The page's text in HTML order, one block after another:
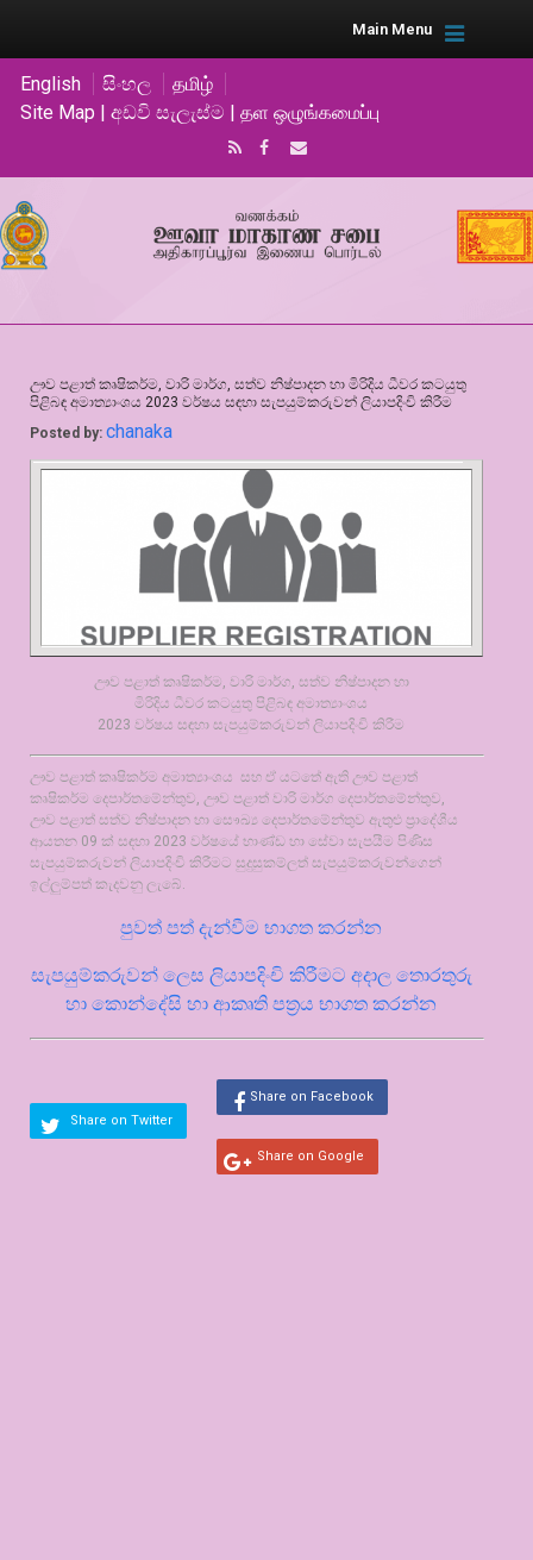
Main Menu
English සිංහල
தமிழ்
Site Map | අඩවි සැලැස්ම | தள ஒழுங்கமைப்பு
ඌව පළාත් කෘෂිකර්ම, වාරි මාර්ග, සත්ව නිෂ්පාදන හා මිරිදිය ධීවර කටයුතු
පිළිබඳ අමාත්‍යාංශය 2023 වර්ෂය සඳහා සැපයුම්කරුවන් ලියාපදිංචි කිරීම
Posted by: chanaka
ඌව පළාත් කෘෂිකර්ම, වාරි මාර්ග, සත්ව නිෂ්පාදන හා
මිරිදිය ධීවර කටයුතු පිළිබඳ අමාත්‍යාංශය
2023 වර්ෂය සඳහා සැපයුම්කරුවන් ලියාපදිංචි කිරීම
ඌව පළාත් කෘෂිකර්ම අමාත්‍යාංශය සහ ඒ යටතේ ඇති ඌව පළාත්
කෘෂිකර්ම දෙපාර්තමේන්තුව, ඌව පළාත් වාරි මාර්ග දෙපාර්තමේන්තුව,
ඌව පළාත් සත්ව නිෂ්පාදන හා සෞඛ්‍ය දෙපාර්තමේන්තුව ඇතුළු ප්‍රාදේශීය
ආයතන 09 ක් සඳහා 2023 වර්ෂයේ භාණ්ඩ හා සේවා සැපයීම පිණිස
සැපයුම්කරුවන් ලියාපදිංචි කිරීමට සුදුසුකම්ලත් සැපයුම්කරුවන්ගෙන්
ඉල්ලුම්පත් කැදවනු ලැබේ.
පුවත් පත් දැන්වීම භාගත කරන්න
සැපයුම්කරුවන් ලෙස ලියාපදිංචි කිරීමට අදාල තොරතුරු
හා කොන්දේසි හා ආකෘති පත්‍රය භාගත කරන්න
Share on Twitter
Share on Facebook
Share on Google